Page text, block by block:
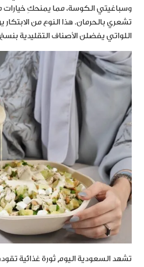
وسباغيتي الكوسة، مما يمنحكِ
تشعري بالحرمان. هذا النوع من الابتكار
اللواتي يفضلن الأصناف التقليدية